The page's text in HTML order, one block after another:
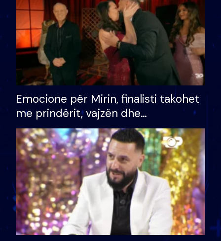
Emocione për Mirin, finalisti takohet
me prindërit, vajzën dhe
bashkëshorten: S’kemi ndonjë letër
divorci apo jo?